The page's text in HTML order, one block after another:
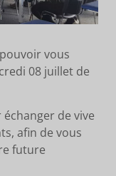
vous
08 juillet de
de vive
afin de vous
future